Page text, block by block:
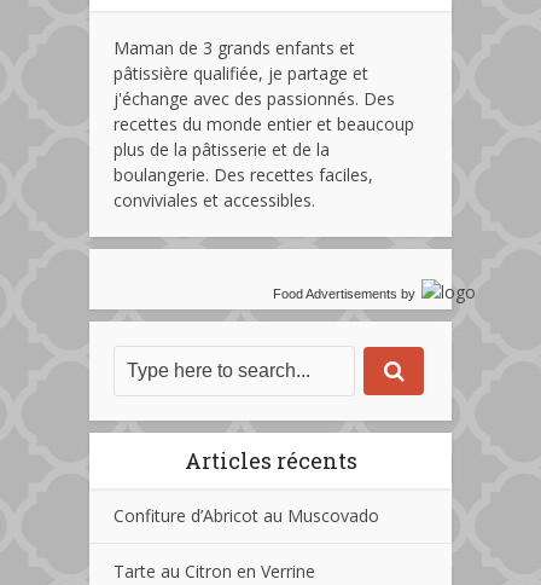
Maman de 3 grands enfants et
pâtissière qualifiée, je partage et
j'échange avec des passionnés. Des
recettes du monde entier et beaucoup
plus de la pâtisserie et de la
boulangerie. Des recettes faciles,
conviviales et accessibles.
Food Advertisements by
Articles récents
Confiture d’Abricot au Muscovado
Tarte au Citron en Verrine